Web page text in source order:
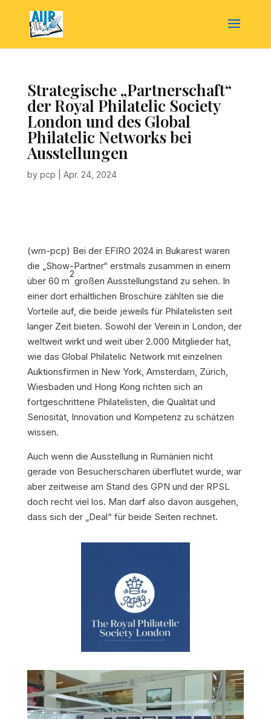
Strategische „Partnerschaft“
der Royal Philatelic Society
London und des Global
Philatelic Networks bei
Ausstellungen
by pcp Apr. 24, 2024
(wm-pcp) Bei der EFIRO 2024 in Bukarest waren
die „Show-Partner“ erstmals zusammen in einem
über 60 m
2
großen Ausstellungstand zu sehen. In
einer dort erhältlichen Broschüre zählten sie die
Vorteile auf, die beide jeweils für Philatelisten seit
langer Zeit bieten. Sowohl der Verein in London, der
weltweit wirkt und weit über 2.000 Mitglieder hat,
wie das Global Philatelic Network mit einzelnen
Auktionsfirmen in New York, Amsterdam, Zürich,
Wiesbaden und Hong Kong richten sich an
fortgeschrittene Philatelisten, die Qualität und
Seriosität, Innovation und Kompetenz zu schätzen
wissen.
Auch wenn die Ausstellung in Rumänien nicht
gerade von Besucherscharen überflutet wurde, war
aber zeitweise am Stand des GPN und der RPSL
doch recht viel los. Man darf also davon ausgehen,
dass sich der „Deal“ für beide Seiten rechnet.